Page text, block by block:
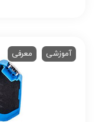
آموزشی معرفی